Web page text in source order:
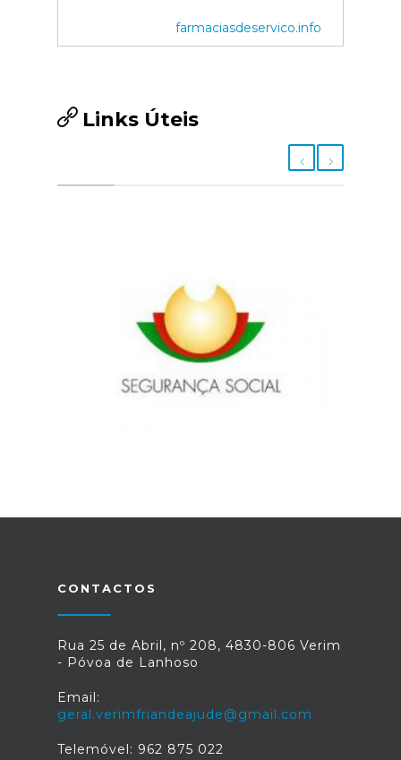
farmaciasdeservico.info
Links Úteis
CONTACTOS
Rua 25 de Abril, nº 208, 4830-806 Verim
- Póvoa de Lanhoso
Email:
geral.verimfriandeajude@gmail.com
Telemóvel: 962 875 022